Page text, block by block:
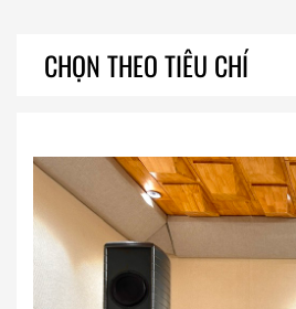
CHỌN THEO TIÊU CHÍ